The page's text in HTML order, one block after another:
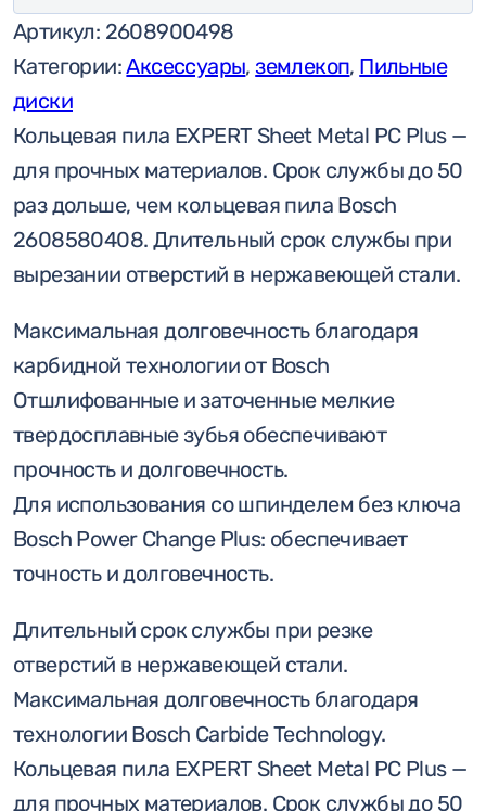
товара
Твердосплавный
листовой
металл
Bosch
Expert
LongLife
augusaag
35
мм
Артикул: 2608900498
Категории:Аксессуары, землекоп, Пильные
диски
Кольцевая пила EXPERT Sheet Metal PC Plus —
для прочных материалов. Срок службы до 50
раз дольше, чем кольцевая пила Bosch
2608580408. Длительный срок службы при
вырезании отверстий в нержавеющей стали.
Максимальная долговечность благодаря
карбидной технологии от Bosch
Отшлифованные и заточенные мелкие
твердосплавные зубья обеспечивают
прочность и долговечность.
Для использования со шпинделем без ключа
Bosch Power Change Plus: обеспечивает
точность и долговечность.
Длительный срок службы при резке
отверстий в нержавеющей стали.
Максимальная долговечность благодаря
технологии Bosch Carbide Technology.
Кольцевая пила EXPERT Sheet Metal PC Plus —
для прочных материалов. Срок службы до 50